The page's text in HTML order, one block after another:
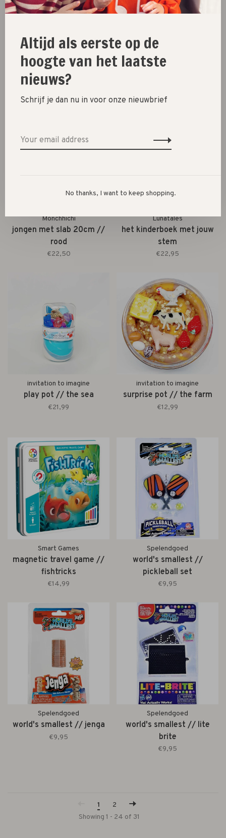
in draagmand // 20cm
€38,99
met minibebichhichi in
Monchhichi
jongen met slab 20cm //
rood
€22,50
Lunatales
het kinderboek met jouw
stem
€22,95
invitation to imagine
play pot // the sea
€21,99
invitation to imagine
surprise pot // the farm
€12,99
Smart Games
magnetic travel game //
fishtricks
€14,99
Spelendgoed
world's smallest //
pickleball set
€9,95
Spelendgoed
world's smallest // jenga
€9,95
Spelendgoed
world's smallest // lite
brite
€9,95
1
2
Showing 1 - 24 of 31
Altijd als eerste op de
hoogte van het laatste
nieuws?
Schrijf je dan nu in voor onze nieuwbrief
No thanks, I want to keep shopping.